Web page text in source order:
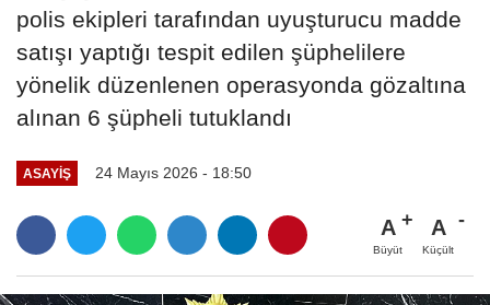
polis ekipleri tarafından uyuşturucu madde
satışı yaptığı tespit edilen şüphelilere
yönelik düzenlenen operasyonda gözaltına
alınan 6 şüpheli tutuklandı
ASAYIŞ 24 Mayıs 2026 - 18:50
A
Büyüt
A
Küçült